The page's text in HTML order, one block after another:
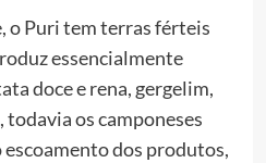
o Puri tem terras férteis
essencialmente
doce e rena, gergelim,
os camponeses
dos produtos,